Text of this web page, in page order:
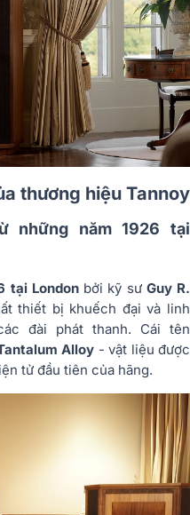
thương hiệu Tannoy
những năm 1926 tại
tại Londonbởi kỹ sư Guy R.
thiết bị khuếch đại và linh
đài phát thanh. Cái tên
Alloy - vật liệu được
tử đầu tiên của hãng.